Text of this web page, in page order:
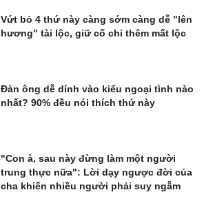
Vứt bỏ 4 thứ này càng sớm càng dễ "lên
hương" tài lộc, giữ cố chỉ thêm mất lộc
Đàn ông dễ dính vào kiểu ngoại tình nào
nhất? 90% đều nói thích thứ này
"Con à, sau này đừng làm một người
trung thực nữa": Lời dạy ngược đời của
cha khiến nhiều người phải suy ngẫm